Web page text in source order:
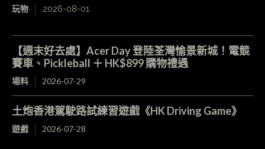
玩物 2026-08-01
【週末好去處】Acer Day 登陸荃灣愉景新城！電競
賽車、Pickleball ＋ HK$899 購物禮遇
場料 2026-07-29
土炮香港駕駛路試練習遊戲《HK Driving Game》
遊戲 2026-07-28